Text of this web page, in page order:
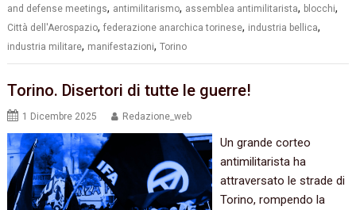
and defense meetings, antimilitarismo, assemblea antimilitarista, blocchi,
Città dell'Aerospazio,federazione anarchica torinese, industria bellica,
industria militare, manifestazioni,Torino
Torino. Disertori di tutte le guerre!
1 Dicembre 2025 Redazione_web
Un grande corteo
antimilitarista ha
attraversato le strade di
Torino, rompendo la